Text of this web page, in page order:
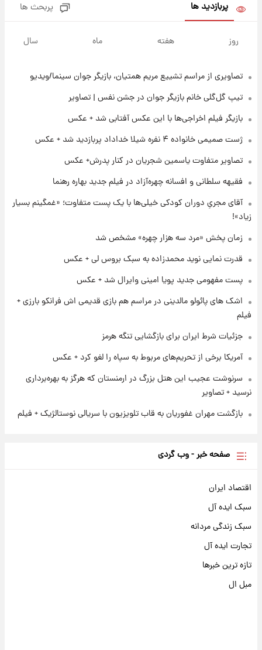
نام خودرو، مبلغ پیش پرداخت و زمان تحویل |
۲۳ ساعت پیش
کار استقلال و رامین رضاییان رسما تمام شد +
عکس / خداحافظی صمیمانه آبی ها با رامین!
۱ روز پیش
آتش اختلاف در اینستاگرام؛ تمجید از حردانی به
مذاق رضاییان خوش نیامد+عکس
۱ روز پیش
پروین اعتصامی در دوران نوجوانی؛ اواخر دهه
۱۲۹۰ شمسی
قدرت‌نمایی نظامی چین؛ بمب‌افکن حامل موشک
پربازدید ها پربحث ها
روز هفته ماه سال
تصاویری از مراسم تشییع مریم همتیان، بازیگر جوان سینما/ویدیو
تیپ گل‌گلی خانم بازیگر جوان در جشن نفس | تصاویر
بازیگر فیلم اخراجی‌ها با این عکس آفتابی شد + عکس
ژست صمیمی خانواده ۴ نفره شیلا خداداد پربازدید شد + عکس
تصاویر متفاوت یاسمین شجریان در کنار پدرش+ عکس
فقیهه سلطانی و افسانه چهره‌آزاد در فیلم جدید بهاره رهنما
آقای مجریِ دوران کودکی خیلی‌ها با یک پست متفاوت؛ «غمگینم بسیار
زیاد»!
زمان پخش «مرد سه هزار چهره» مشخص شد
قدرت نمایی نوید محمدزاده به سبک بروس لی + عکس
پست مفهومی جدید پویا امینی وایرال شد + عکس
اشک های پائولو مالدینی در مراسم هم بازی قدیمی اش فرانکو بارزی +
فیلم
جزئیات شرط ایران برای بازگشایی تنگه هرمز
آمریکا برخی از تحریم‌های مربوط به سپاه را لغو کرد + عکس
سرنوشت عجیب این هتل بزرگ در ارمنستان که هرگز به بهره‌برداری
نرسید + تصاویر
بازگشت مهران غفوریان به قاب تلویزیون با سریالی نوستالژیک + فیلم
صفحه خبر - وب گردی
اقتصاد ایران
سبک ایده آل
سبک زندگی مردانه
تجارت ایده آل
تازه ترین خبرها
مبل ال